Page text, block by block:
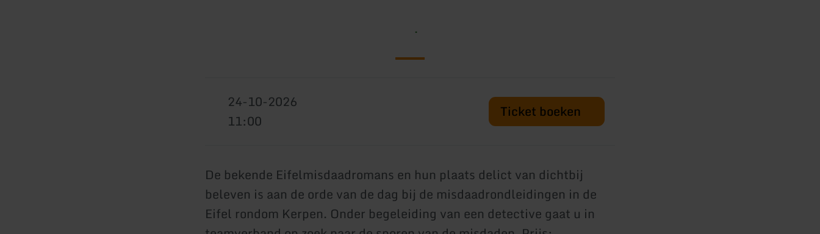
.
24-10-2026
11:00
Ticket boeken
De bekende Eifelmisdaadromans en hun plaats delict van dichtbij
beleven is aan de orde van de dag bij de misdaadrondleidingen in de
Eifel rondom Kerpen. Onder begeleiding van een detective gaat u in